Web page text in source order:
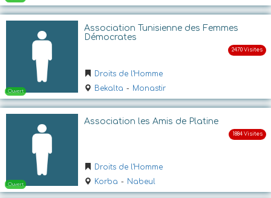
Ouvert
Ouvert
Association Tunisienne des Femmes
Démocrates
Droits de l'Homme
Bekalta - Monastir
Association les Amis de Platine
Droits de l'Homme
Korba - Nabeul